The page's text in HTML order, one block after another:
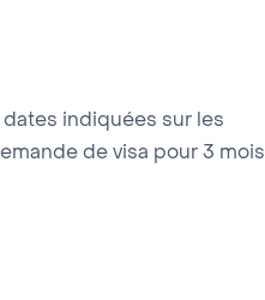
indiquées sur les
de visa pour 3 mois